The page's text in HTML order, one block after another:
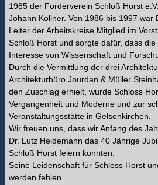
1985 der Förderverein Schloß Horst
Johann Kollner. Von 1986 bis 1997 war
Leiter der Arbeitskreise Mitglied im
Schloß Horst und sorgte dafür, dass
Interesse von Wissenschaft und
Durch die Vermittlung der drei
Architekturbüro Jourdan & Müller
den Zuschlag erhielt, wurde Schloss
Vergangenheit und Moderne und zur
Veranstaltungsstätte in Gelsenkirchen.
Wir freuen uns, dass wir Anfang des
Dr. Lutz Heidemann das 40 Jährige
Schloß Horst feiern konnten.
Seine Leidenschaft für Schloss Horst
werden fehlen.